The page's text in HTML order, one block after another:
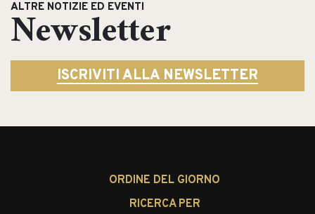
ALTRE NOTIZIE ED EVENTI
Newsletter
ISCRIVITI ALLA NEWSLETTER
ORDINE DEL GIORNO
RICERCA PER